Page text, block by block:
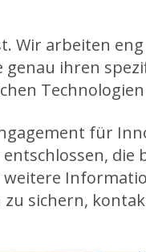
Wir arbeiten
ihren
Technologien
für
die
sichern,